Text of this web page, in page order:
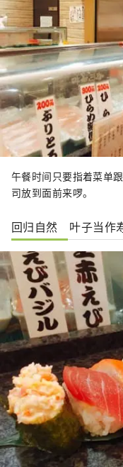
午餐时间只要指着菜单
司放到面前来啰。
回归自然 叶子当作